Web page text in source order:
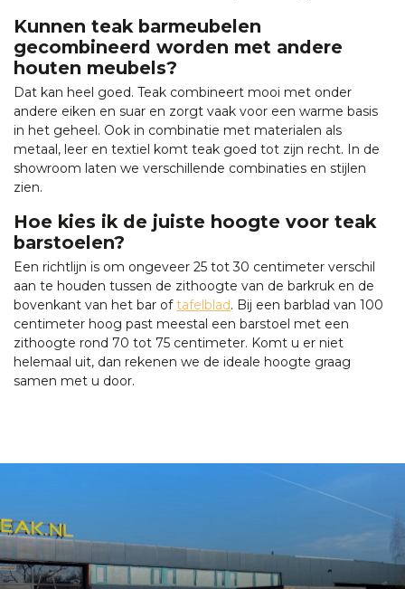
Kunnen teak barmeubelen
gecombineerd worden met andere
houten meubels?
Dat kan heel goed. Teak combineert mooi met onder
andere eiken en suar en zorgt vaak voor een warme basis
in het geheel. Ook in combinatie met materialen als
metaal, leer en textiel komt teak goed tot zijn recht. In de
showroom laten we verschillende combinaties en stijlen
zien.
Hoe kies ik de juiste hoogte voor teak
barstoelen?
Een richtlijn is om ongeveer 25 tot 30 centimeter verschil
aan te houden tussen de zithoogte van de barkruk en de
bovenkant van het bar oftafelblad. Bij een barblad van 100
centimeter hoog past meestal een barstoel met een
zithoogte rond 70 tot 75 centimeter. Komt u er niet
helemaal uit, dan rekenen we de ideale hoogte graag
samen met u door.